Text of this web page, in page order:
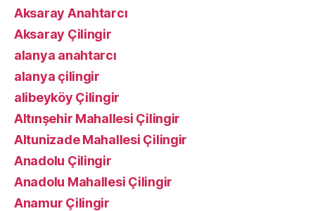
Aksaray Anahtarcı
Aksaray Çilingir
alanya anahtarcı
alanya çilingir
alibeyköy Çilingir
Altınşehir Mahallesi Çilingir
Altunizade Mahallesi Çilingir
Anadolu Çilingir
Anadolu Mahallesi Çilingir
Anamur Çilingir